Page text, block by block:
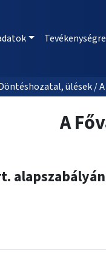
ülések /
A